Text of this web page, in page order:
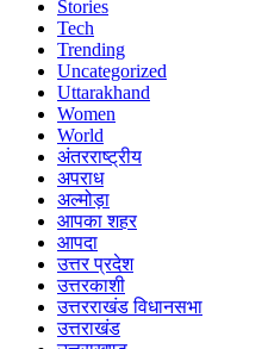
Stories
Tech
Trending
Uncategorized
Uttarakhand
Women
World
अंतरराष्ट्रीय
अपराध
अल्मोड़ा
आपका शहर
आपदा
उत्तर प्रदेश
उत्तरकाशी
उत्तरराखंड विधानसभा
उत्तराखंड